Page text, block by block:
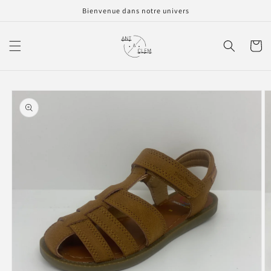
Bienvenue dans notre univers
Panier
Passer aux
informations
produits